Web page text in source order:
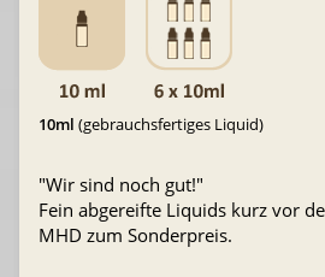
10ml (gebrauchsfertiges Liquid)
"Wir sind noch gut!"
Fein abgereifte Liquids kurz vor
MHD zum Sonderpreis.